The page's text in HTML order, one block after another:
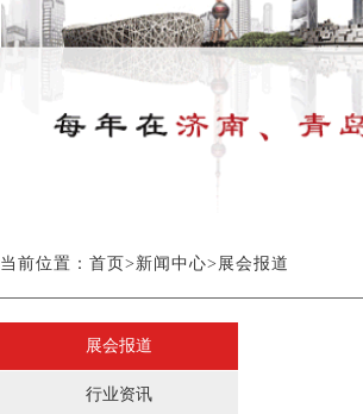
当前位置： 首页> 新闻中心> 展会报道
展会报道
行业资讯